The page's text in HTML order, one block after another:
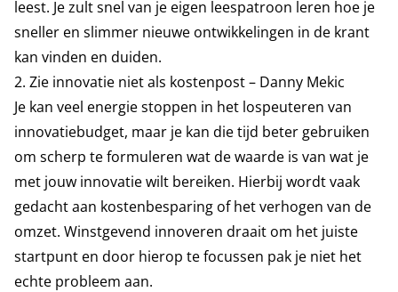
leest. Je zult snel van je eigen leespatroon leren hoe je
sneller en slimmer nieuwe ontwikkelingen in de krant
kan vinden en duiden.
2. Zie innovatie niet als kostenpost – Danny Mekic
Je kan veel energie stoppen in het lospeuteren van
innovatiebudget, maar je kan die tijd beter gebruiken
om scherp te formuleren wat de waarde is van wat je
met jouw innovatie wilt bereiken. Hierbij wordt vaak
gedacht aan kostenbesparing of het verhogen van de
omzet. Winstgevend innoveren draait om het juiste
startpunt en door hierop te focussen pak je niet het
echte probleem aan.